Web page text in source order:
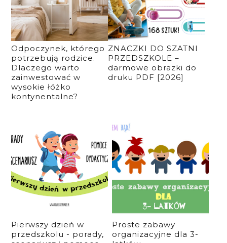
Odpoczynek, którego
potrzebują rodzice.
Dlaczego warto
zainwestować w
wysokie łóżko
kontynentalne?
ZNACZKI DO SZATNI
PRZEDSZKOLE –
darmowe obrazki do
druku PDF [2026]
Pierwszy dzień w
przedszkolu - porady,
Proste zabawy
organizacyjne dla 3-